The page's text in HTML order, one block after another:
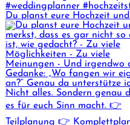
Du planst eure Hochzeit